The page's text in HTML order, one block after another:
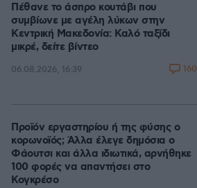
Πέθανε το άσπρο κουτάβι που
συμβίωνε με αγέλη λύκων στην
Κεντρική Μακεδονία: Καλό ταξίδι
μικρέ, δείτε βίντεο
06.08.2026, 16:39 160
Προϊόν εργαστηρίου ή της φύσης ο
κορωνοϊός; Άλλα έλεγε δημόσια ο
Φάουτσι και άλλα ιδιωτικά, αρνήθηκε
100 φορές να απαντήσει στο
Κογκρέσο